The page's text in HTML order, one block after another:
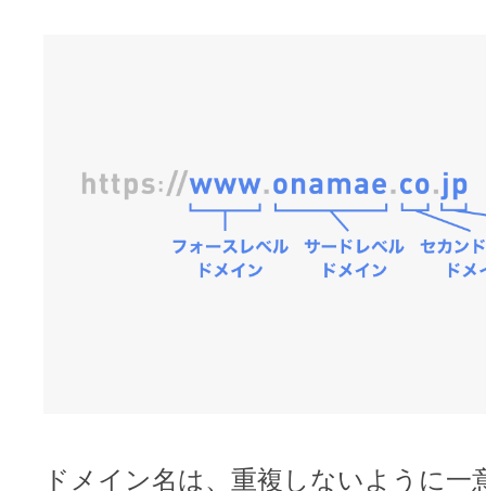
ドメイン名は、重複しないように一